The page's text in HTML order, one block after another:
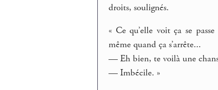
droits, soulignés.
« Ce qu’elle voit ça se
même quand ça s’arrête...
— Eh bien, te voilà une
— Imbécile. »